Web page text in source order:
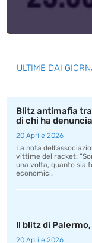
ULTIME DAI
Blitz antimafia
di chi ha
20 Aprile 2026
La nota
vittime del racket:
una volta, quanto sia
economici.
Il blitz di
20 Aprile 2026